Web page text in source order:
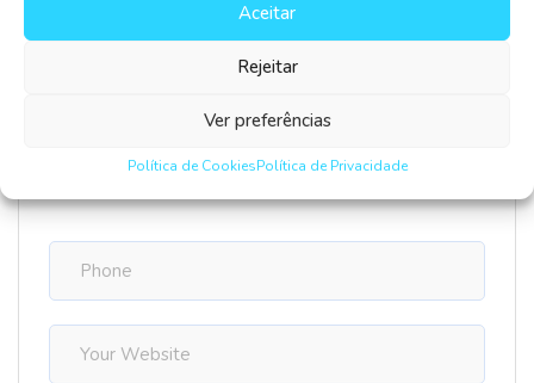
Aceitar
Rejeitar
Ver preferências
Política de CookiesPolítica de Privacidade
Salvar meus dados neste navegador para a próxima